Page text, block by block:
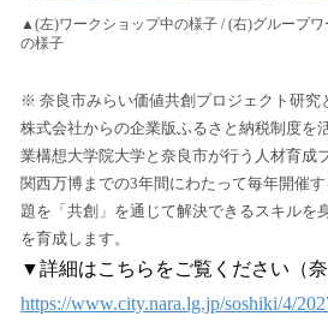
▲(左)ワークショップ中の様子 / (右)グループ
の様子
※ 奈良市みらい価値共創プロジェクト研究
株式会社からの企業版ふるさと納税制度を
業構想大学院大学と奈良市が行う人材育成
関西万博までの3年間にわたって毎年開催
題を「共創」を通じて解決できるスキルを
を育成します。
▼詳細はこちらをご覧ください（奈
https://www.city.nara.lg.jp/soshiki/4/